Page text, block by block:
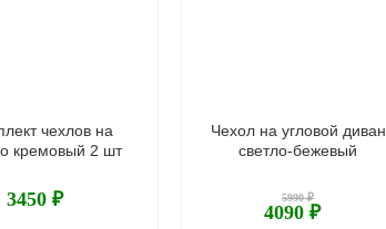
чехлов на
кремовый 2 шт
3450 ₽
Чехол на угловой диван
светло-бежевый
5990 ₽
4090 ₽